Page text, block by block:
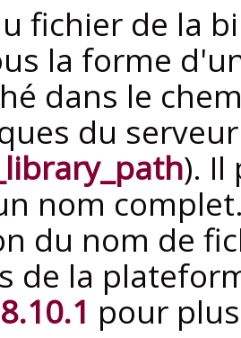
fichier de la
la forme
dans le
du
). Il
nom
du nom de
de la
pour